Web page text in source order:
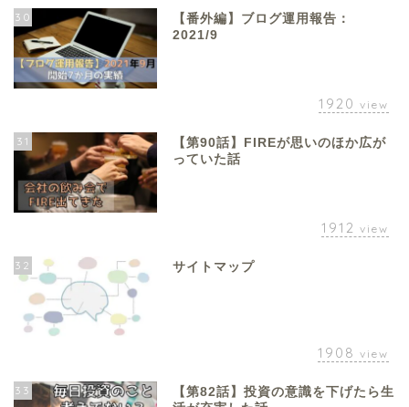
30
【番外編】ブログ運用報告：
2021/9
1920 view
31
【第90話】FIREが思いのほか広が
っていた話
1912 view
32 サイトマップ
1908 view
33
【第82話】投資の意識を下げたら生